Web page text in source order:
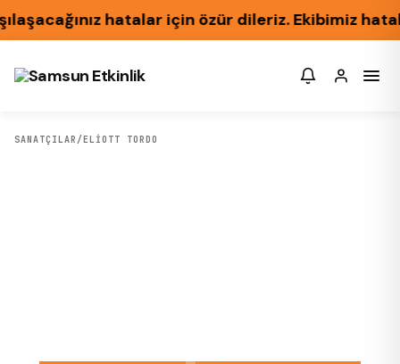
hatalar için özür dileriz. Ekibimiz
SANATÇILAR /ELIOTT TORDO